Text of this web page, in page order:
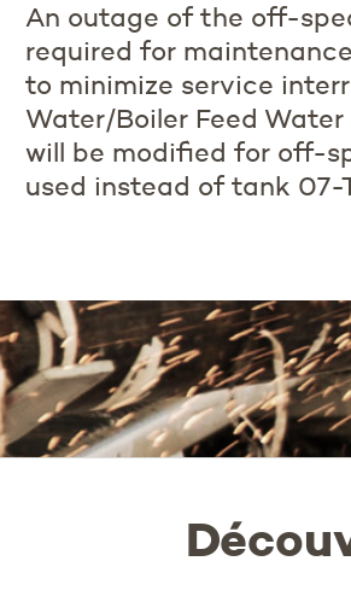
An outage of the off-
required for
to minimize service
Water/Boiler Feed
will be modified for off-
used instead of tank 07-